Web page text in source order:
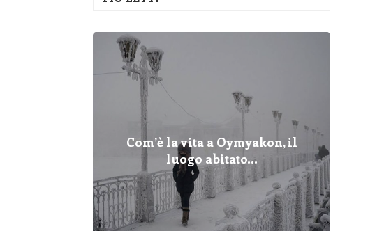
Com’è la vita a Oymyakon, il
luogo abitato...